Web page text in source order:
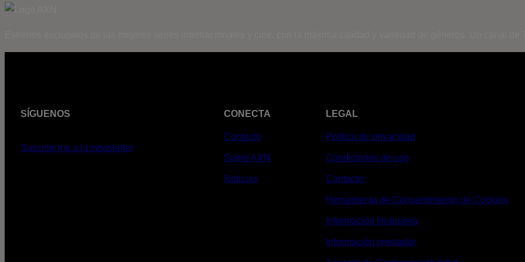
SÍGUENOS
Suscribirme a la newsletter
CONECTA
Contacto
Sobre AXN
Noticias
LEGAL
Política de privacidad
Condiciones de uso
Contacto
Herramienta de Consentimiento de Cookies
Información financiera
Información prestador